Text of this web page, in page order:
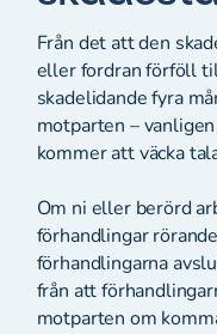
Från det att den
eller fordran förföll
skadelidande fyra
motparten –
kommer att väcka
Om ni eller berörd
förhandlingar
förhandlingarna
från att
motparten om